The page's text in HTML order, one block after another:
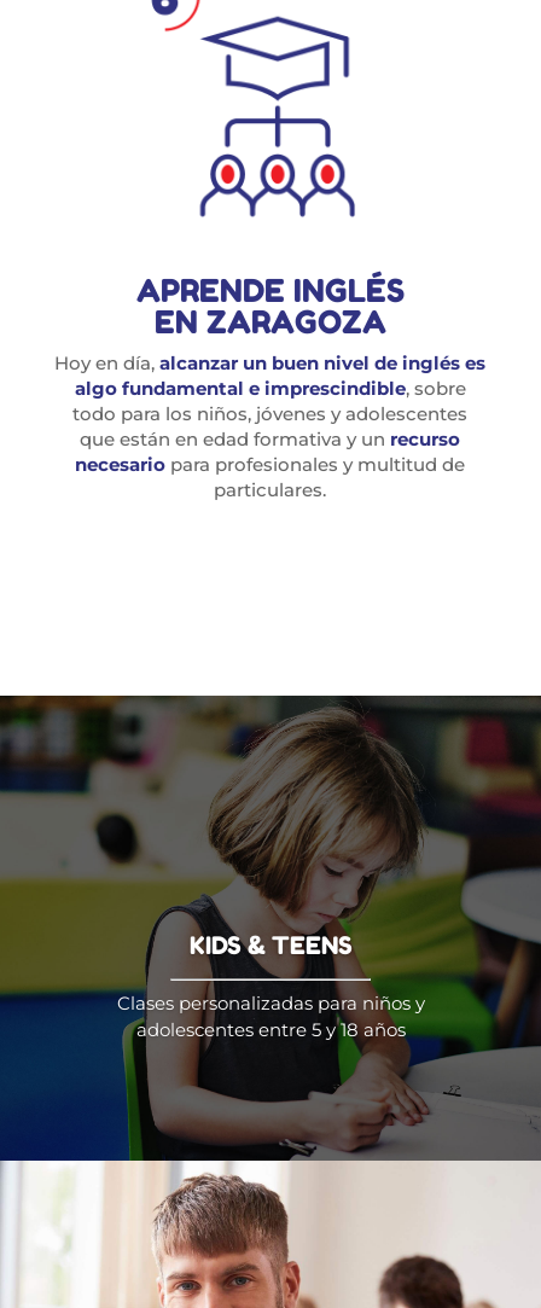
APRENDE INGLÉS
EN ZARAGOZA
Hoy en día,alcanzar un buen nivel de inglés es
algo fundamental e imprescindible, sobre
todo para los niños, jóvenes y adolescentes
que están en edad formativa y un recurso
necesario para profesionales y multitud de
particulares.
KIDS & TEENS
Clases personalizadas para niños y
adolescentes entre 5 y 18 años